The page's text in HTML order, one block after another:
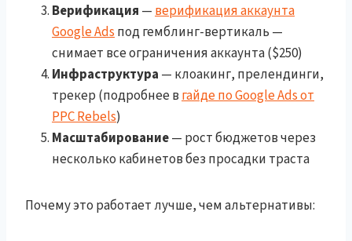
Верификация — верификация аккаунта
Google Ads под гемблинг-вертикаль —
снимает все ограничения аккаунта ($250)
Инфраструктура — клоакинг, прелендинги,
трекер (подробнее в гайде по Google Ads от
PPC Rebels)
Масштабирование— рост бюджетов через
несколько кабинетов без просадки траста
Почему это работает лучше, чем альтернативы: